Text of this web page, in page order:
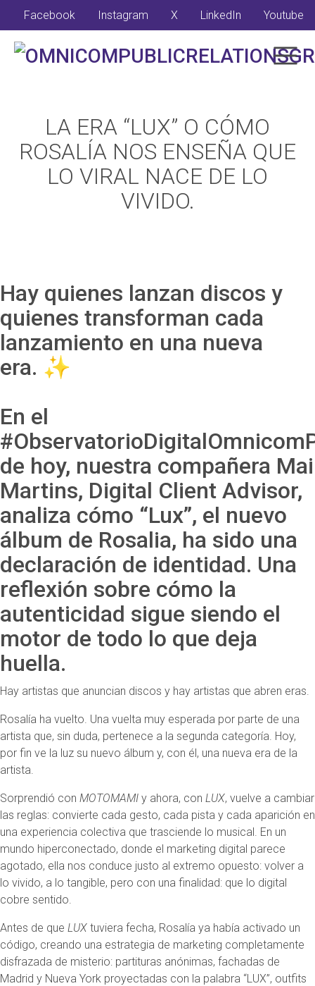
Facebook Instagram X LinkedIn Youtube
LA ERA “LUX” O CÓMO
ROSALÍA NOS ENSEÑA QUE
LO VIRAL NACE DE LO
VIVIDO.
Hay quienes lanzan discos y
quienes transforman cada
lanzamiento en una nueva
era. ✨
En el
#
de hoy, nuestra compañera Mai
Martins, Digital Client Advisor,
analiza cómo “Lux”, el nuevo
álbum de Rosalia, ha sido una
declaración de identidad. Una
reflexión sobre cómo la
autenticidad sigue siendo el
motor de todo lo que deja
huella.
Hay artistas que anuncian discos y hay artistas que abren eras.
Rosalía ha vuelto. Una vuelta muy esperada por parte de una
artista que, sin duda, pertenece a la segunda categoría. Hoy,
por fin ve la luz su nuevo álbum y, con él, una nueva era de la
artista.
Sorprendió con MOTOMAMI y ahora, con LUX, vuelve a cambiar
las reglas: convierte cada gesto, cada pista y cada aparición en
una experiencia colectiva que trasciende lo musical. En un
mundo hiperconectado, donde el marketing digital parece
agotado, ella nos conduce justo al extremo opuesto: volver a
lo vivido, a lo tangible, pero con una finalidad: que lo digital
cobre sentido.
Antes de que LUX tuviera fecha, Rosalía ya había activado un
código, creando una estrategia de marketing completamente
disfrazada de misterio: partituras anónimas, fachadas de
Madrid y Nueva York proyectadas con la palabra “LUX”, outfits